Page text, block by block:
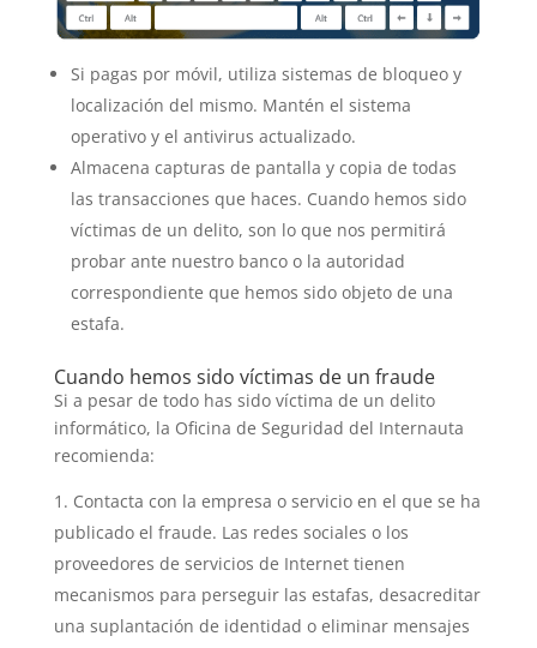
Si pagas por móvil, utiliza sistemas de bloqueo y
localización del mismo. Mantén el sistema
operativo y el antivirus actualizado.
Almacena capturas de pantalla y copia de todas
las transacciones que haces. Cuando hemos sido
víctimas de un delito, son lo que nos permitirá
probar ante nuestro banco o la autoridad
correspondiente que hemos sido objeto de una
estafa.
Cuando hemos sido víctimas de un fraude
Si a pesar de todo has sido víctima de un delito
informático, la Oficina de Seguridad del Internauta
recomienda:
Contacta con la empresa o servicio en el que se ha
publicado el fraude. Las redes sociales o los
proveedores de servicios de Internet tienen
mecanismos para perseguir las estafas, desacreditar
una suplantación de identidad o eliminar mensajes